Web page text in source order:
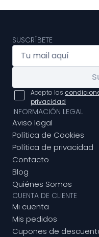
SUSCRÍBETE
Acepto las
privacidad
INFORMACIÓN LEGAL
Aviso legal
Política de Cookies
Política de privacidad
Contacto
Blog
Quiénes Somos
CUENTA DE CLIENTE
Mi cuenta
Mis pedidos
Cupones de